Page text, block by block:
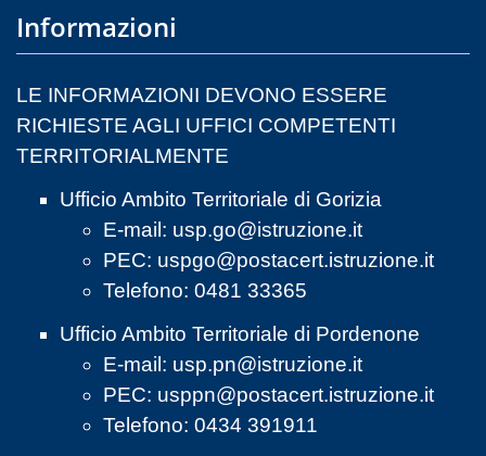
Informazioni
LE INFORMAZIONI DEVONO ESSERE
RICHIESTE AGLI UFFICI COMPETENTI
TERRITORIALMENTE
Ufficio Ambito Territoriale di Gorizia
E-mail: usp.go@istruzione.it
PEC: uspgo@postacert.istruzione.it
Telefono: 0481 33365
Ufficio Ambito Territoriale di Pordenone
E-mail: usp.pn@istruzione.it
PEC: usppn@postacert.istruzione.it
Telefono: 0434 391911